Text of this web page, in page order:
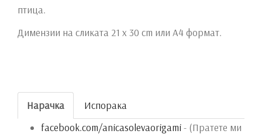
птица.
Димензии на сликата 21 х 30 cm или А4 формат.
Нарачка
Испорака
facebook.com/anicasolevaorigami- (Пратете ми